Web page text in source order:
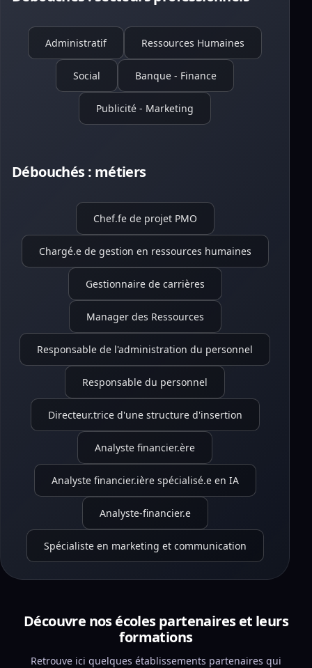
Administratif Ressources Humaines
Social Banque - Finance
Publicité - Marketing
Débouchés : métiers
Chef.fe de projet PMO
Chargé.e de gestion en ressources humaines
Gestionnaire de carrières
Manager des Ressources
Responsable de l'administration du personnel
Responsable du personnel
Directeur.trice d'une structure d'insertion
Analyste financier.ère
Analyste financier.ière spécialisé.e en IA
Analyste-financier.e
Spécialiste en marketing et communication
Découvre nos écoles partenaires et leurs
formations
Retrouve ici quelques établissements partenaires qui